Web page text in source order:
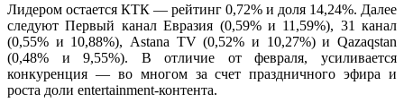
Лидером остается КТК — рейтинг 0,72% и доля 14,24%. Далее
следуют Первый канал Евразия (0,59% и 11,59%), 31 канал
(0,55% и 10,88%), Astana TV (0,52% и 10,27%) и Qazaqstan
(0,48% и 9,55%). В отличие от февраля, усиливается
конкуренция — во многом за счет праздничного эфира и
роста доли entertainment-контента.